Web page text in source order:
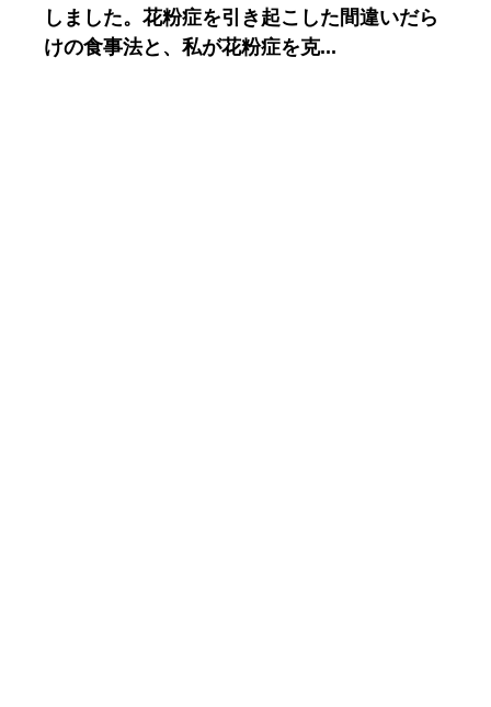
しました。花粉症を引き起こした間違いだら
けの食事法と、私が花粉症を克...